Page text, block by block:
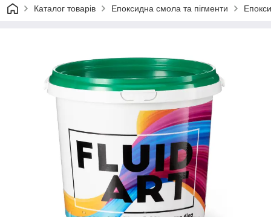
Каталог товарів Епоксидна смола та пігменти